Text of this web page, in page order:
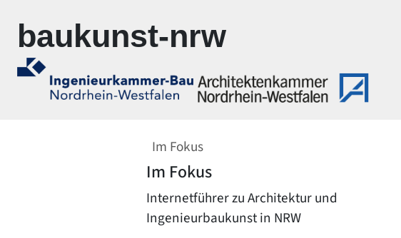
baukunst-nrw
Im Fokus
Im Fokus
Internetführer zu Architektur und
Ingenieurbaukunst in NRW